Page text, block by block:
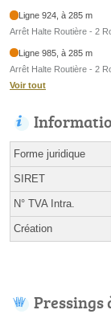
Ligne 924, à 285 m
Arrêt Halte Routière - 2
Ligne 985, à 285 m
Arrêt Halte Routière - 2
Voir tout
Forme juridique
SIRET
N° TVA Intra.
Création
Pressings